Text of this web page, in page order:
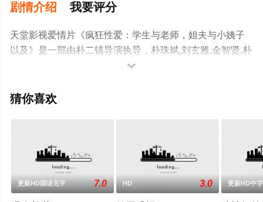
剧情介绍 我要评分
天堂影视爱情片《疯狂性爱：学生与老师，姐夫与小姨子
以及》是一部由朴二镇导演执导，朴珠斌,刘玄雅,金智贤,朴
贤贞,闵道允,崔宇锡,尚宇,时宇等明星演员精彩演绎的韩国
电影网，更多相关信息可移步至豆瓣电影、电视猫或剧情

猜你喜欢
更新HD国语无字 7.0 HD 3.0 更新HD中字